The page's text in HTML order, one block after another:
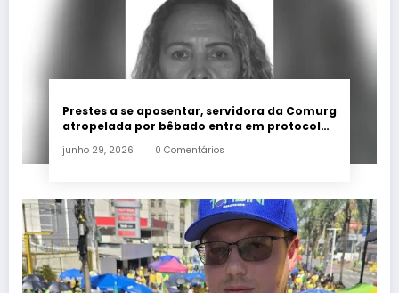
Prestes a se aposentar, servidora da Comurg
atropelada por bêbado entra em protocolo
junho 29, 2026 0 Comentários